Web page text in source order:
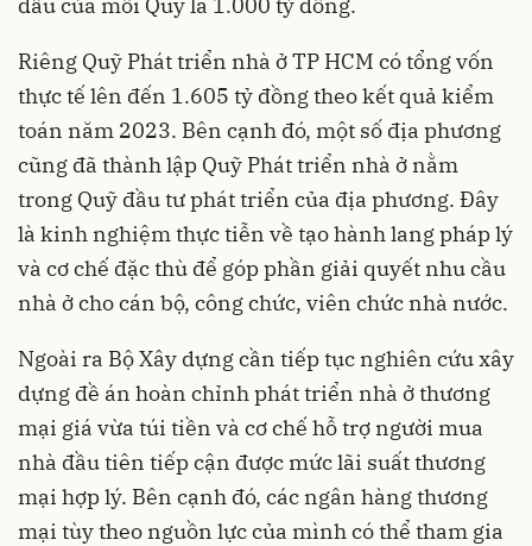
Riêng Quỹ Phát triển nhà ở TP HCM có tổng vốn
thực tế lên đến 1.605 tỷ đồng theo kết quả kiểm
toán năm 2023. Bên cạnh đó, một số địa phương
cũng đã thành lập Quỹ Phát triển nhà ở nằm
trong Quỹ đầu tư phát triển của địa phương. Đây
là kinh nghiệm thực tiễn về tạo hành lang pháp lý
và cơ chế đặc thù để góp phần giải quyết nhu cầu
nhà ở cho cán bộ, công chức, viên chức nhà nước.
Ngoài ra Bộ Xây dựng cần tiếp tục nghiên cứu xây
dựng đề án hoàn chỉnh phát triển nhà ở thương
mại giá vừa túi tiền và cơ chế hỗ trợ người mua
nhà đầu tiên tiếp cận được mức lãi suất thương
mại hợp lý. Bên cạnh đó, các ngân hàng thương
mại tùy theo nguồn lực của mình có thể tham gia